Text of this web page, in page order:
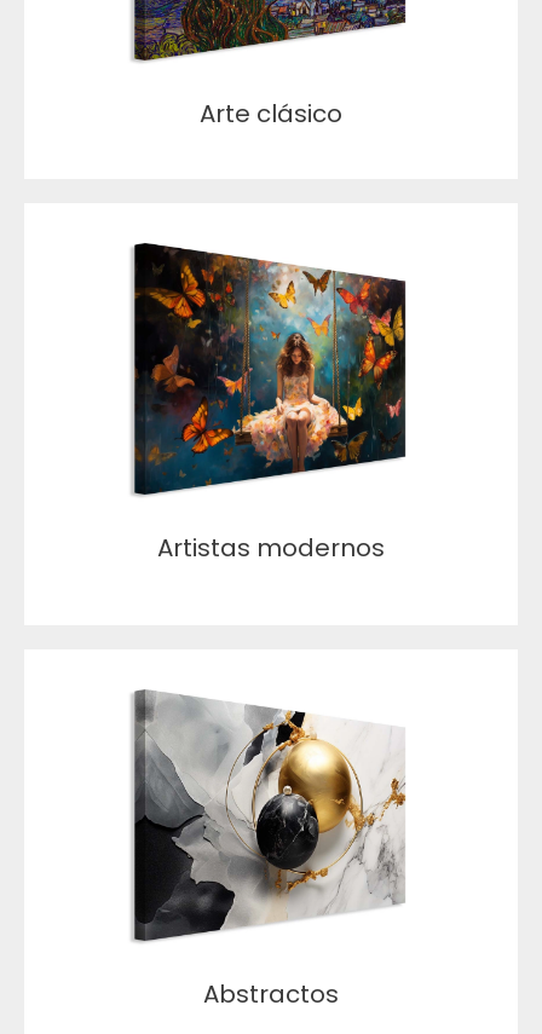
Arte clásico
Artistas modernos
Abstractos